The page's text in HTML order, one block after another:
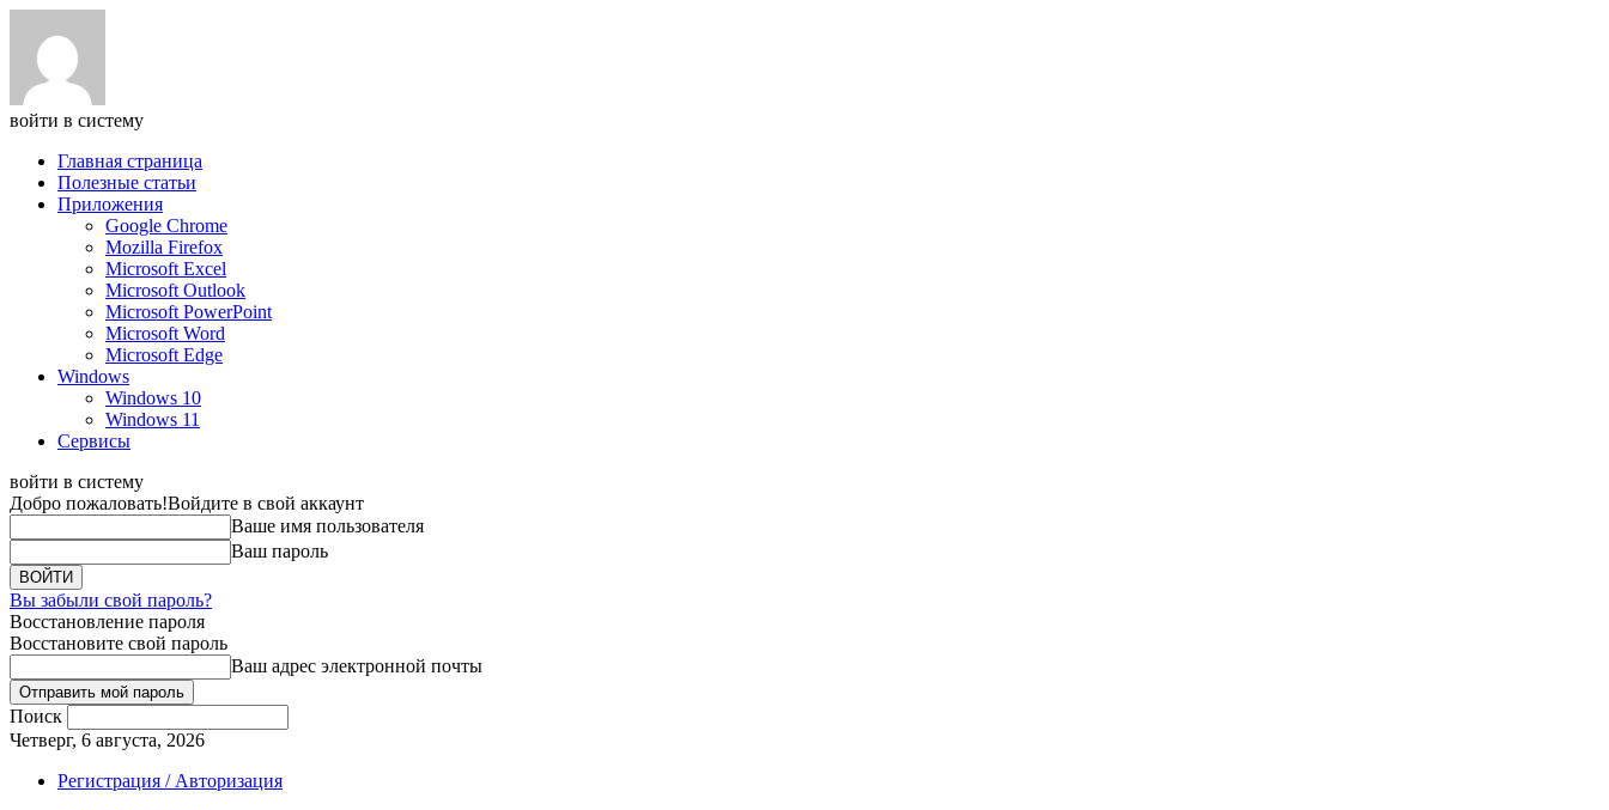
войти в систему
Главная страница
Полезные статьи
Приложения
Google Chrome
Mozilla Firefox
Microsoft Excel
Microsoft Outlook
Microsoft PowerPoint
Microsoft Word
Microsoft Edge
Windows
Windows 10
Windows 11
Сервисы
войти в систему
Добро пожаловать!Войдите в свой аккаунт
Ваше имя пользователя
Ваш пароль
Вы забыли свой пароль?
Восстановление пароля
Восстановите свой пароль
Ваш адрес электронной почты
Поиск
Четверг, 6 августа, 2026
Регистрация / Авторизация